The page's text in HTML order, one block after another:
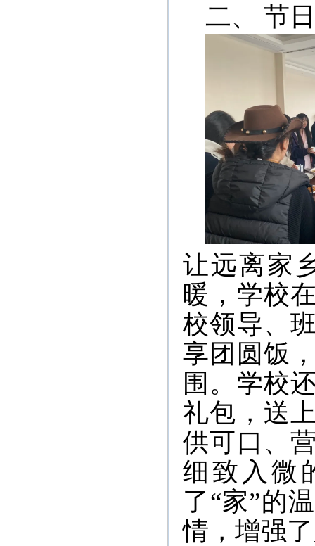
二、 节
让远离家
暖，学校
校领导、
享团圆饭
围。学校
礼包，送
供可口、
细致入微
了“家”的
情，增强